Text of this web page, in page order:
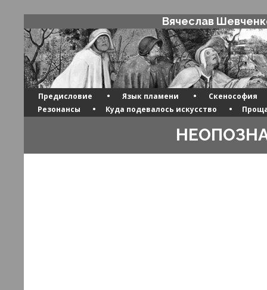
Вячеслав
Предисловие • Язык пламени • Скенософия
Резонансы • Куда подевалось искусство •